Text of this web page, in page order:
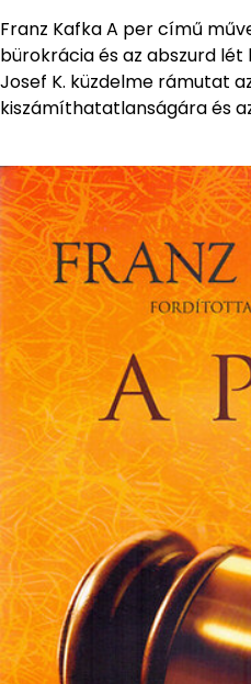
Franz Kafka A per című
bürokrácia és az abszurd lét
Josef K. küzdelme rámutat
kiszámíthatatlanságára és